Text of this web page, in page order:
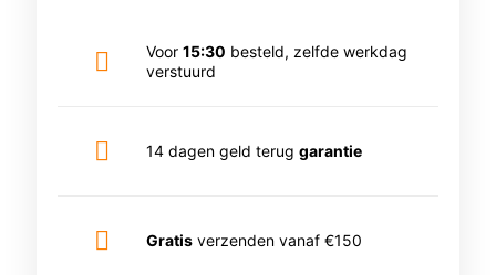
Voor15:30 besteld, zelfde werkdag
verstuurd
14 dagen geld teruggarantie
Gratis verzenden vanaf €150